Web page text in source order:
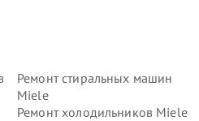
Ремонт стиральных машин
Miele
Ремонт холодильников Miele